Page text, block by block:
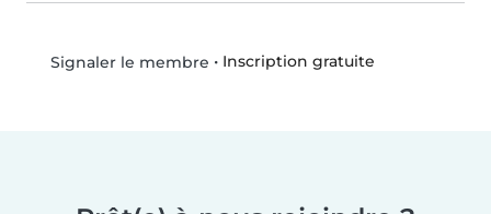
Signaler le membre • Inscription gratuite